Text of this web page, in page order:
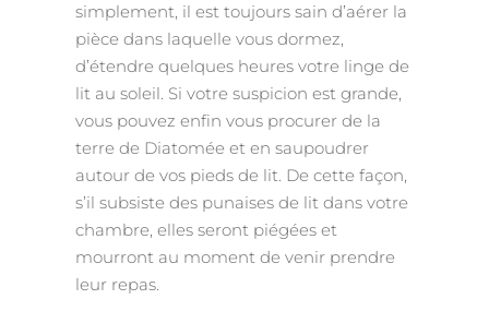
simplement, il est toujours sain d’aérer la
pièce dans laquelle vous dormez,
d’étendre quelques heures votre linge de
lit au soleil. Si votre suspicion est grande,
vous pouvez enfin vous procurer de la
terre de Diatomée et en saupoudrer
autour de vos pieds de lit. De cette façon,
s’il subsiste des punaises de lit dans votre
chambre, elles seront piégées et
mourront au moment de venir prendre
leur repas.